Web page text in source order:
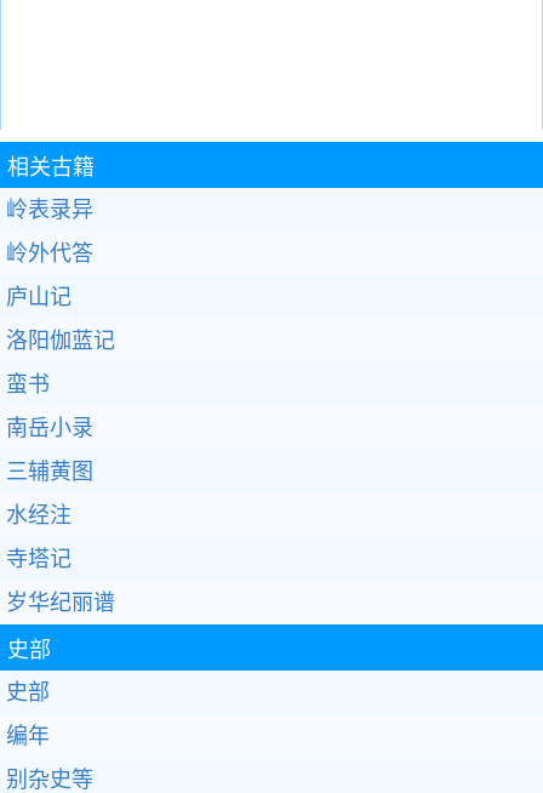
相关古籍
岭表录异
岭外代答
庐山记
洛阳伽蓝记
蛮书
南岳小录
三辅黄图
水经注
寺塔记
岁华纪丽谱
史部
史部
编年
别杂史等